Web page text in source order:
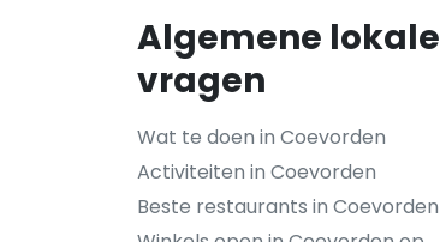
Algemene lokale
vragen
Wat te doen in Coevorden
Activiteiten in Coevorden
Beste restaurants in Coevorden